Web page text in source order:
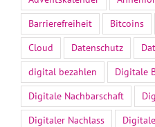
Barrierefreiheit
Bitcoins
Cloud
Datenschutz
digital bezahlen
Digitale
Digitale Nachbarschaft
Digitaler Nachlass